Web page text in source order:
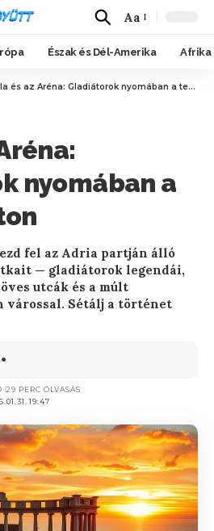
Aa
Észak és Dél-Amerika Afrika
és az Aréna: Gladiátorok nyomában a tengerparton
nyomában a
fel az Adria partján álló
— gladiátorok legendái,
utcák és a múlt
várossal. Sétálj a történet
19:47
29 PERC OLVASÁS